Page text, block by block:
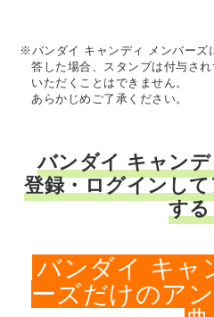
※バンダイ キャンディ メンバーズ
答した場合、スタンプは付与さ
いただくことはできません。
あらかじめご了承ください。
バンダイ キャン
登録・ログインし
す
バンダイ キャ
ーズだけのア